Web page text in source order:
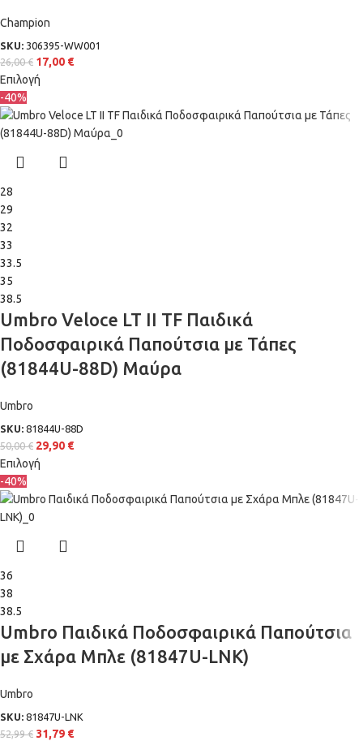
Champion
SKU: 306395-WW001
26,00€ 17,00 €
Επιλογή
-40%
28
29
32
33
33.5
35
38.5
Umbro Veloce LT II TF Παιδικά
Ποδοσφαιρικά Παπούτσια με Τάπες
(81844U-88D) Μαύρα
Umbro
SKU: 81844U-88D
50,00€ 29,90 €
Επιλογή
-40%
36
38
38.5
Umbro Παιδικά Ποδοσφαιρικά Παπούτσια
με Σχάρα Μπλε (81847U-LNK)
Umbro
SKU: 81847U-LNK
52,99€ 31,79 €